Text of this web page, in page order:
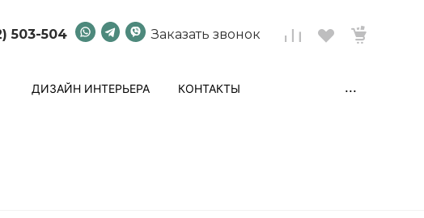
503-504 Заказать звонок
ДИЗАЙН ИНТЕРЬЕРА КОНТАКТЫ ...